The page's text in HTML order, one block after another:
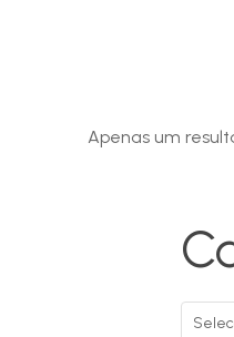
Apenas um